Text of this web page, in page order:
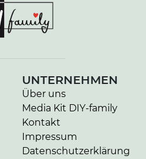
UNTERNEHMEN
Über uns
Media Kit DIY-family
Kontakt
Impressum
Da­ten­schutz­er­klä­rung